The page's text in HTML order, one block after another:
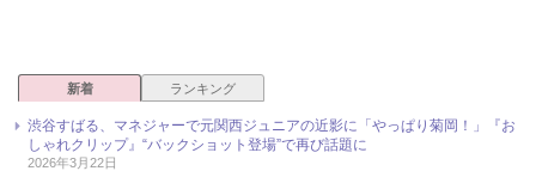
新着 ランキング
渋谷すばる、マネジャーで元関西ジュニアの近影に「やっぱり菊岡！」『お
しゃれクリップ』“バックショット登場”で再び話題に
2026年3月22日